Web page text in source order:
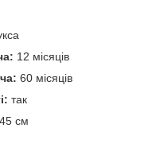
12 місяців
60 місяців
так
45 см